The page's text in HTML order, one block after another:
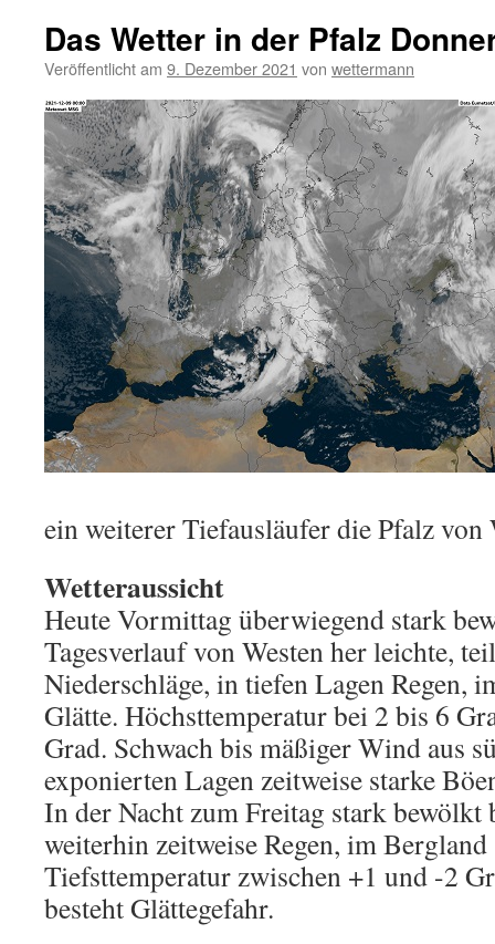
Das Wetter in der Pfalz
Veröffentlicht am 9. Dezember 2021 von wettermann
ein weiterer Tiefausläufer die Pfalz von
Wetteraussicht
Heute Vormittag überwiegend stark
Tagesverlauf von Westen her leichte,
Niederschläge, in tiefen Lagen Regen,
Glätte. Höchsttemperatur bei 2 bis 6
Grad. Schwach bis mäßiger Wind aus
exponierten Lagen zeitweise starke
In der Nacht zum Freitag stark bewölkt
weiterhin zeitweise Regen, im Bergland
Tiefsttemperatur zwischen +1 und -2
besteht Glättegefahr.